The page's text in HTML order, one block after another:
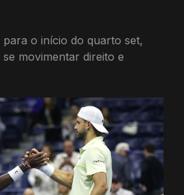
o início do quarto set,
movimentar direito e